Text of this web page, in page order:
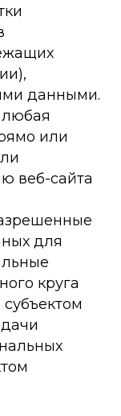
данными.
или
веб-сайта
для
круга